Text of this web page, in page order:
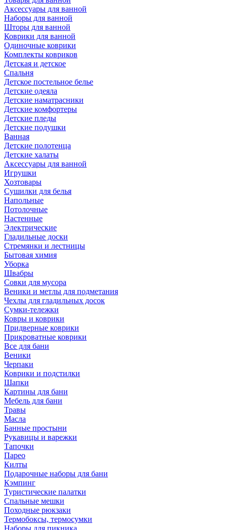
Аксессуары для ванной
Наборы для ванной
Шторы для ванной
Коврики для ванной
Одиночные коврики
Комплекты ковриков
Детская и детское
Спальня
Детское постельное белье
Детские одеяла
Детские наматрасники
Детские комфортеры
Детские пледы
Детские подушки
Ванная
Детские полотенца
Детские халаты
Аксессуары для ванной
Игрушки
Хозтовары
Сушилки для белья
Напольные
Потолочные
Настенные
Электрические
Гладильные доски
Стремянки и лестницы
Бытовая химия
Уборка
Швабры
Совки для мусора
Веники и метлы для подметания
Чехлы для гладильных досок
Сумки-тележки
Ковры и коврики
Придверные коврики
Прикроватные коврики
Все для бани
Веники
Черпаки
Коврики и подстилки
Шапки
Картины для бани
Мебель для бани
Травы
Масла
Банные простыни
Рукавицы и варежки
Тапочки
Парео
Килты
Подарочные наборы для бани
Кэмпинг
Туристические палатки
Спальные мешки
Походные рюкзаки
Термобоксы, термосумки
Наборы для пикника